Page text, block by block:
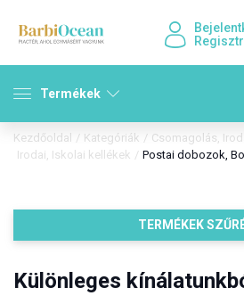
Termékek
Kezdőoldal / Kategóriák / Csomagolás,
Irodai, Iskolai kellékek / Postai dobozok,
TERMÉKEK
Különleges